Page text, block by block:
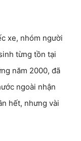
xe, nhóm người
từng tồn tại
năm 2000, đã
ngoài nhận
hết, nhưng vài